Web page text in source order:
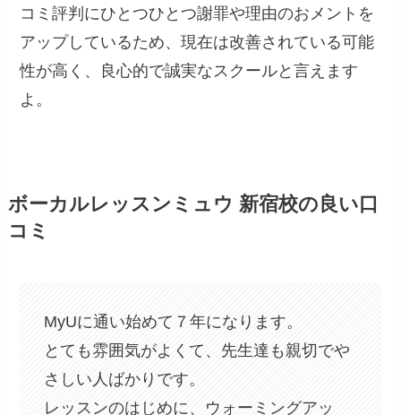
コミ評判にひとつひとつ謝罪や理由のおメントを
アップしているため、現在は改善されている可能
性が高く、良心的で誠実なスクールと言えます
よ。
ボーカルレッスンミュウ 新宿校の良い口
コミ
MyUに通い始めて７年になります。
とても雰囲気がよくて、先生達も親切でや
さしい人ばかりです。
レッスンのはじめに、ウォーミングアッ